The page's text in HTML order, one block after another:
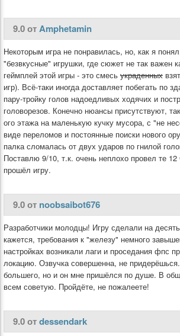
9.0 отAmphetamin
Некоторым игра не понравилась, но, как я
"безвкусные" игрушки, где сюжет не так важен
геймплей этой игры - это смесь украденных
игр). Всё-таки иногда доставляет побегать по
пару-тройку голов надоедливых ходячих и
головорезов. Конечно нюансы присутствуют,
ого этажа на маленькую кучку мусора, с "не
виде переломов и постоянные поиски нового
палка сломалась от двух ударов по гнилой
Поставлю 9/10, т.к. очень неплохо провел те 12
прошёл игру.
9.0 от noobsaibot676
Разработчики молодцы! Игру сделали на
кажется, требования к "железу" немного
настройках возникали лаги и проседания фпс
локацию. Озвучка совершенна, не
большего, но и он мне пришёлся по душе. В
всем советую. Пройдёте, не пожалеете!
9.0 отdessendark